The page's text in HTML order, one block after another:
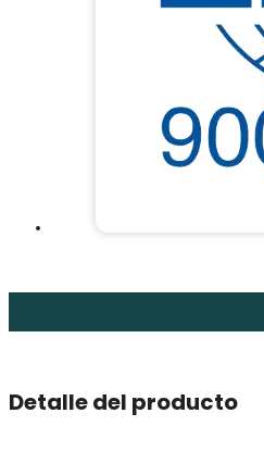
Detalle del producto